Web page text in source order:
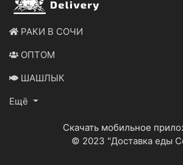
РАКИ В СОЧИ
ОПТОМ
ШАШЛЫК
Ещё
Скачать мобильное
© 2023 "Доставка еды